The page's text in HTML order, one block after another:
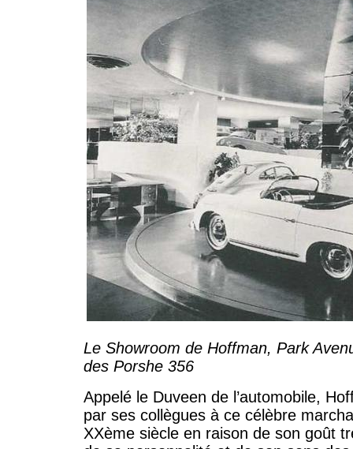
Le Showroom de Hoffman, Park
des Porshe 356
Appelé le Duveen de l’automobile,
par ses collègues à ce célèbre
XXème siècle en raison de son goût